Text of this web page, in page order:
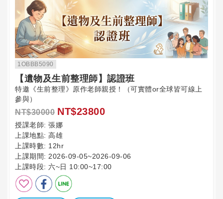
1OBBB5090
【遺物及生前整理師】認證班
特邀《生前整理》原作老師親授！（可實體or全球皆可線上
參與）
NT$30000 NT$23800
授課老師: 張娜
上課地點: 高雄
上課時數: 12hr
上課期間: 2026-09-05~2026-09-06
上課時段: 六~日 10:00~17:00